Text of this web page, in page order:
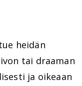
heidän
tai draaman
ja oikeaan